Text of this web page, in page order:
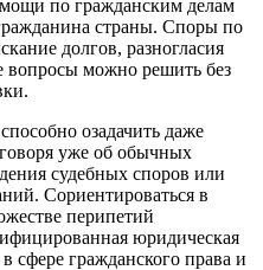
по гражданским делам
страны. Споры по
долгов, разногласия
вопросы можно решить без
озадачить даже
уже об обычных
судебных споров или
Сориентироваться в
перипетий
юридическая
сфере гражданского права и